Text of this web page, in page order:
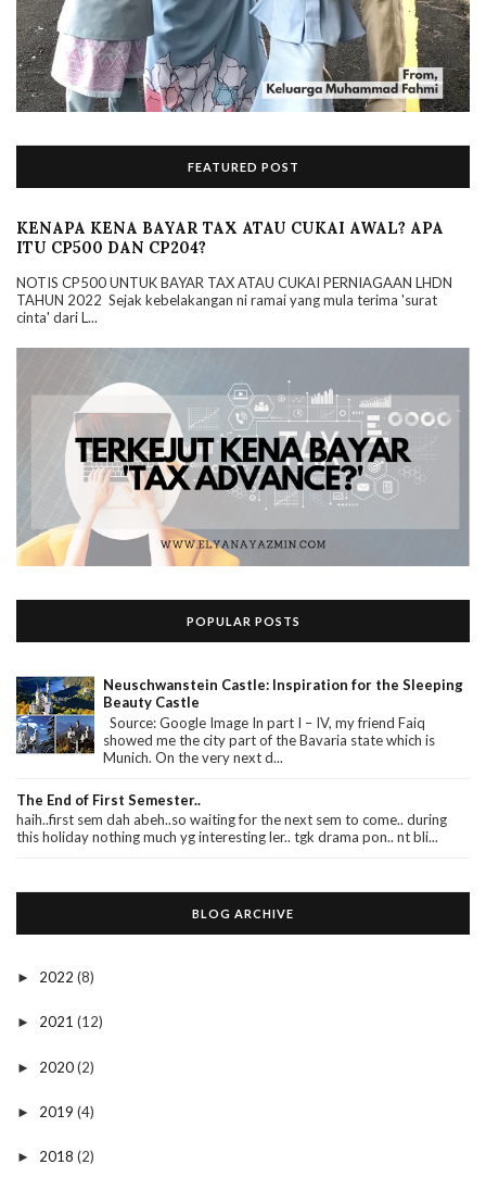
FEATURED POST
KENAPA KENA BAYAR TAX ATAU CUKAI AWAL? APA
ITU CP500 DAN CP204?
NOTIS CP500 UNTUK BAYAR TAX ATAU CUKAI PERNIAGAAN LHDN
TAHUN 2022 Sejak kebelakangan ni ramai yang mula terima 'surat
cinta' dari L...
POPULAR POSTS
Neuschwanstein Castle: Inspiration for the Sleeping
Beauty Castle
Source: Google Image In part I – IV, my friend Faiq
showed me the city part of the Bavaria state which is
Munich. On the very next d...
The End of First Semester..
haih..first sem dah abeh..so waiting for the next sem to come.. during
this holiday nothing much yg interesting ler.. tgk drama pon.. nt bli...
BLOG ARCHIVE
► 2022 (8)
► 2021 (12)
► 2020(2)
► 2019 (4)
► 2018 (2)